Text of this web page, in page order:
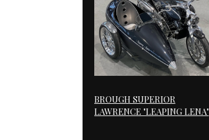
BROUGH SUPERIOR
LAWRENCE "LEAPING LENA"